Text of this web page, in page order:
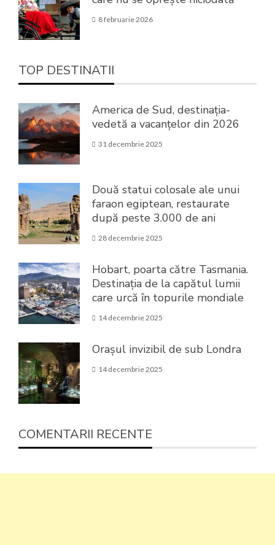
8 februarie 2026
TOP DESTINATII
America de Sud, destinația-
vedetă a vacanțelor din 2026
31 decembrie 2025
Două statui colosale ale unui
faraon egiptean, restaurate
după peste 3.000 de ani
28 decembrie 2025
Hobart, poarta către Tasmania.
Destinația de la capătul lumii
care urcă în topurile mondiale
14 decembrie 2025
Orașul invizibil de sub Londra
14 decembrie 2025
COMENTARII RECENTE